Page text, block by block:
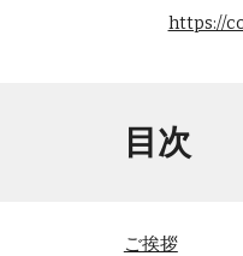
https://
目次
ご挨拶